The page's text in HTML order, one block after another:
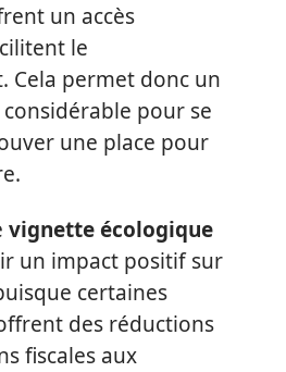
un accès
le
Cela permet donc un
pour se
une place pour
vignette écologique
un impact positif sur
certaines
des réductions
fiscales aux